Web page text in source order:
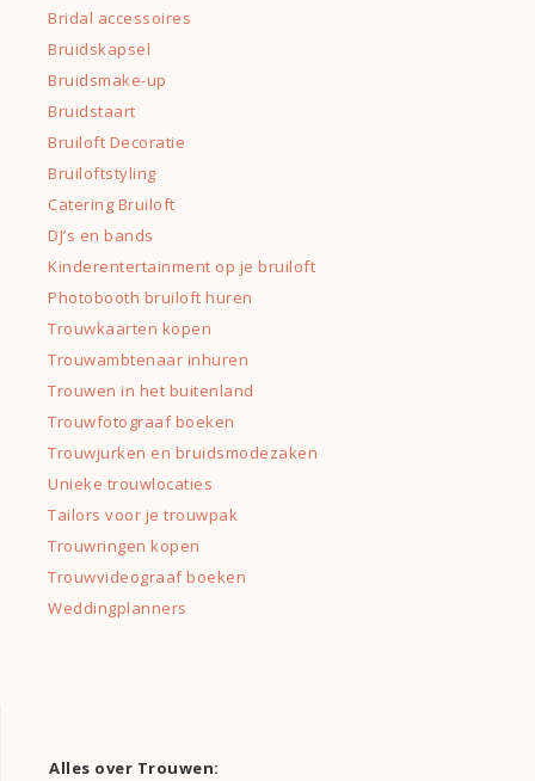
Bridal accessoires
Bruidskapsel
Bruidsmake-up
Bruidstaart
Bruiloft Decoratie
Bruiloftstyling
Catering Bruiloft
DJ’s en bands
Kinderentertainment op je bruiloft
Photobooth bruiloft huren
Trouwkaarten kopen
Trouwambtenaar inhuren
Trouwen in het buitenland
Trouwfotograaf boeken
Trouwjurken en bruidsmodezaken
Unieke trouwlocaties
Tailors voor je trouwpak
Trouwringen kopen
Trouwvideograaf boeken
Weddingplanners
Alles over Trouwen: